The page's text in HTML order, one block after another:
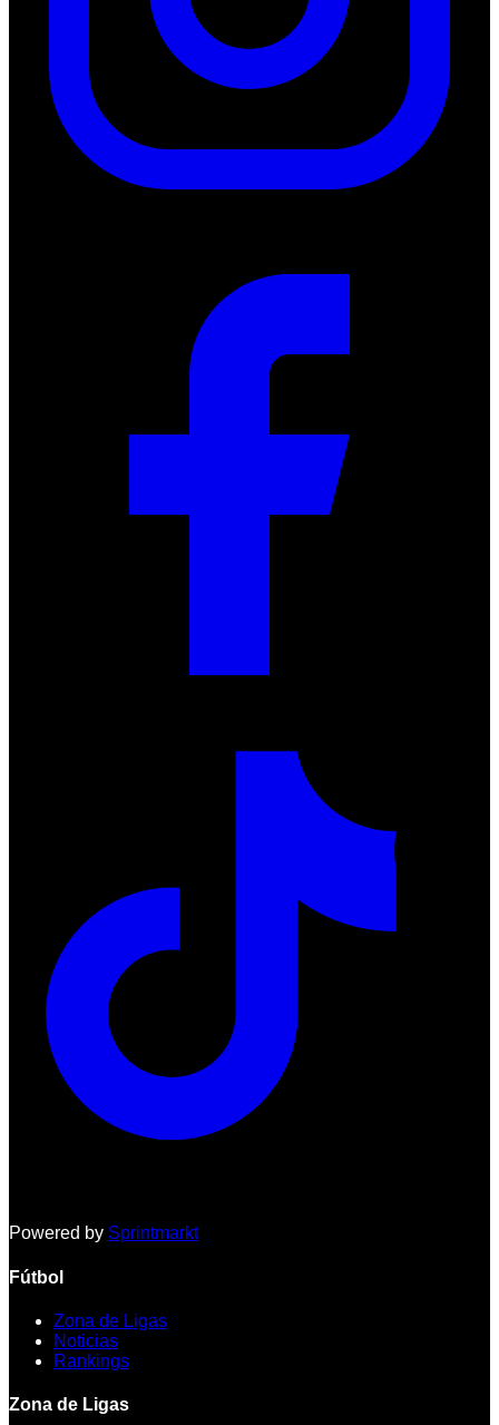
Powered by Sprintmarkt
Fútbol
Zona de Ligas
Noticias
Rankings
Zona de Ligas